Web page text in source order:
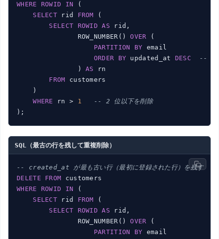
WHERE ROWID IN (
SELECT rid FROM (
SELECT
ROWID AS rid,
               ROW_NUMBER()
OVER
(
PARTITION
BY email
ORDER
BY updated_at DESC
-- 最
               )
AS
rn
FROM customers
    )
WHERE
rn > 1
-- 2 位以下を削除
SQL（最古の行を残して重複削除）
-- created_at が最も古い行（最初に登録された行）を残す
DELETE
FROM
WHERE
ROWID IN (
SELECT rid FROM (
SELECT
ROWID AS rid,
               ROW_NUMBER()
OVER
(
PARTITION
BY email